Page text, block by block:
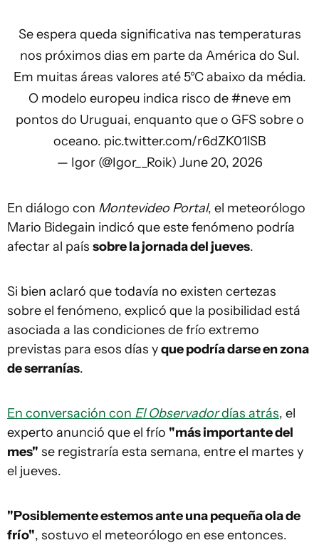
Se espera queda significativa nas temperaturas
nos próximos dias em parte da América do Sul.
Em muitas áreas valores até 5°C abaixo da média.
O modelo europeu indica risco de#neveem
pontos do Uruguai, enquanto que o GFS sobre o
oceano. pic.twitter.com/r6dZK01lSB
— Igor (@Igor__Roik) June 20, 2026
En diálogo con Montevideo Portal, el meteorólogo
Mario Bidegain indicó que este fenómeno podría
afectar al país sobre la jornada del jueves.
Si bien aclaró que todavía no existen certezas
sobre el fenómeno, explicó que la posibilidad está
asociada a las condiciones de frío extremo
previstas para esos días yque podría darse en zona
de serranías.
En conversación con El Observadordías atrás, el
experto anunció que el frío "más importante del
mes" se registraría esta semana, entre el martes y
el jueves.
"Posiblemente estemos ante una pequeña ola de
frío", sostuvo el meteorólogo en ese entonces.